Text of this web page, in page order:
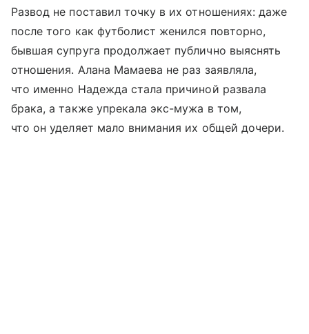
Развод не поставил точку в их отношениях: даже
после того как футболист женился повторно,
бывшая супруга продолжает публично выяснять
отношения. Алана Мамаева не раз заявляла,
что именно Надежда стала причиной развала
брака, а также упрекала экс-мужа в том,
что он уделяет мало внимания их общей дочери.